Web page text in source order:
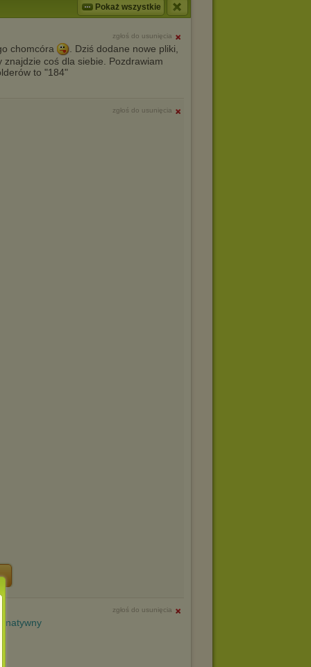
Pokaż wszystkie
zgłoś do usunięcia
chomcóra
. Dziś dodane nowe pliki,
coś dla siebie. Pozdrawiam
to "184"
zgłoś do usunięcia
zgłoś do usunięcia